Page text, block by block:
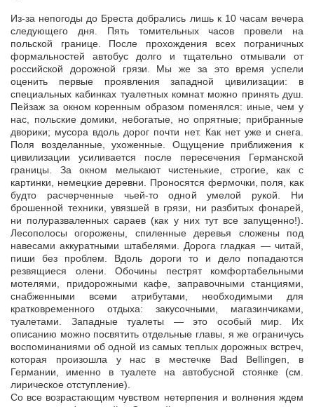
Из-за непогоды до Бреста добрались лишь к 10 часам вечера
следующего дня. Пять томительных часов провели на
польской границе. После прохождения всех пограничных
формальностей автобус долго и тщательно отмывали от
российской дорожной грязи. Мы же за это время успели
оценить первые проявления западной цивилизации: в
специальных кабинках туалетных комнат можно принять душ.
Пейзаж за окном коренным образом поменялся: иные, чем у
нас, польские домики, небогатые, но опрятные; прибранные
дворики; мусора вдоль дорог почти нет. Как нет уже и снега.
Поля возделанные, ухоженные. Ощущение приближения к
цивилизации усиливается после пересечения Германской
границы. За окном мелькают чистенькие, строгие, как с
картинки, немецкие деревни. Проносятся фермочки, поля, как
будто расчерченные чьей-то одной умелой рукой. Ни
брошенной техники, увязшей в грязи, ни разбитых фонарей,
ни полуразваленных сараев (как у них тут все запущенно!).
Лесополосы огорожены, спиленные деревья сложены под
навесами аккуратными штабелями. Дорога гладкая — читай,
пиши без проблем. Вдоль дороги то и дело попадаются
резвящиеся олени. Обочины пестрят комфортабельными
мотелями, придорожными кафе, заправочными станциями,
снабженными всеми атрибутами, необходимыми для
кратковременного отдыха: закусочными, магазинчиками,
туалетами. Западные туалеты — это особый мир. Их
описанию можно посвятить отдельные главы, я же ограничусь
воспоминаниями об одной из самых теплых дорожных встреч,
которая произошла у нас в местечке Bad Bellingen, в
Германии, именно в туалете на автобусной стоянке (см.
лирическое отступление).
Со все возрастающим чувством нетерпения и волнения ждем